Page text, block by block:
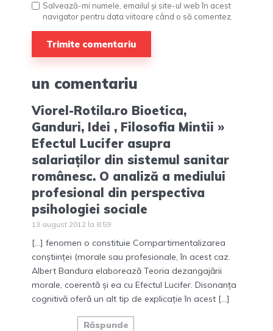
Salvează-mi numele, emailul și site-ul web în acest
navigator pentru data viitoare când o să comentez.
un comentariu
Viorel-Rotila.ro Bioetica,
Ganduri, Idei , Filosofia Mintii »
Efectul Lucifer asupra
salariaților din sistemul sanitar
românesc. O analiză a mediului
profesional din perspectiva
psihologiei sociale
13 august 2012 la 8:59
[…] fenomen o constituie Compartimentalizarea
conștiinței (morale sau profesionale, în acest caz.
Albert Bandura elaborează Teoria dezangajării
morale, coerentă și ea cu Efectul Lucifer. Disonanța
cognitivă oferă un alt tip de explicație în acest […]
Răspunde